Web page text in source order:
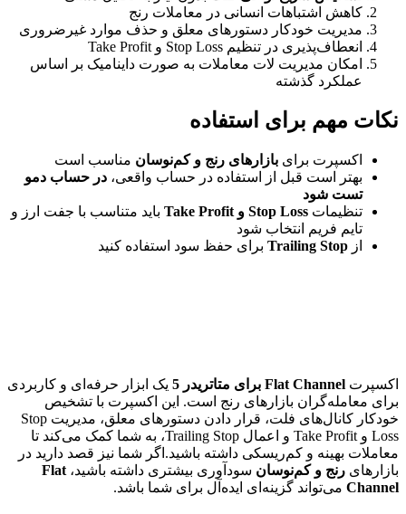
کاهش اشتباهات انسانی در معاملات رنج
مدیریت خودکار دستورهای معلق و حذف موارد غیرضروری
انعطاف‌پذیری در تنظیم Stop Loss و Take Profit
امکان مدیریت لات معاملات به صورت داینامیک بر اساس
عملکرد گذشته
نکات مهم برای استفاده
اکسپرت برای بازارهای رنج و کم‌نوسان مناسب است
بهتر است قبل از استفاده در حساب واقعی، در حساب دمو
تست شود
تنظیمات Stop Loss و Take Profit
باید متناسب با جفت ارز و
تایم فریم انتخاب شود
از Trailing Stop برای حفظ سود استفاده کنید
اکسپرت Flat Channel برای متاتریدر 5
یک ابزار حرفه‌ای و کاربردی
برای معامله‌گران بازارهای رنج است. این اکسپرت با تشخیص
خودکار کانال‌های فلت، قرار دادن دستورهای معلق، مدیریت Stop
Loss و Take Profit و اعمال Trailing Stop، به شما کمک می‌کند تا
معاملات بهینه و کم‌ریسکی داشته باشید.اگر شما نیز قصد دارید در
بازارهای رنج و کم‌نوسان سودآوری بیشتری داشته باشید، Flat
Channel می‌تواند گزینه‌ای ایده‌آل برای شما باشد.